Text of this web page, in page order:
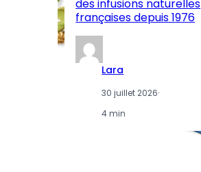
des infusions naturelles
françaises depuis 1976
Lara
30 juillet 2026·
4 min